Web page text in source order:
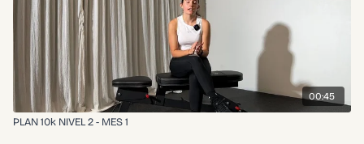
00:45
PLAN 10k NIVEL 2 - MES 1